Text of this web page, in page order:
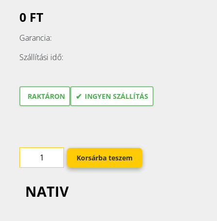
0 FT
Garancia:
Szállítási idő:
RAKTÁRON ✔ INGYEN SZÁLLÍTÁS
Korsárba teszem
NATIV